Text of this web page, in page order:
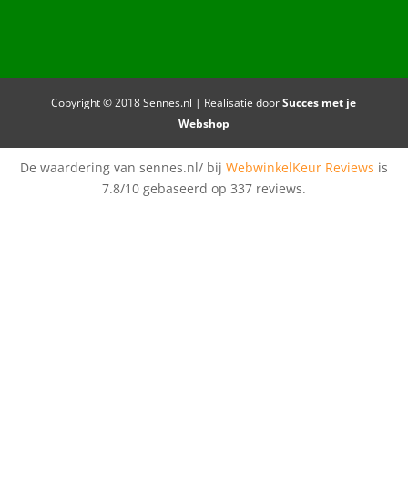
Copyright © 2018 Sennes.nl | Realisatie doorSucces met je
Webshop
De waardering van sennes.nl/ bij WebwinkelKeur Reviews is
7.8/10 gebaseerd op 337 reviews.